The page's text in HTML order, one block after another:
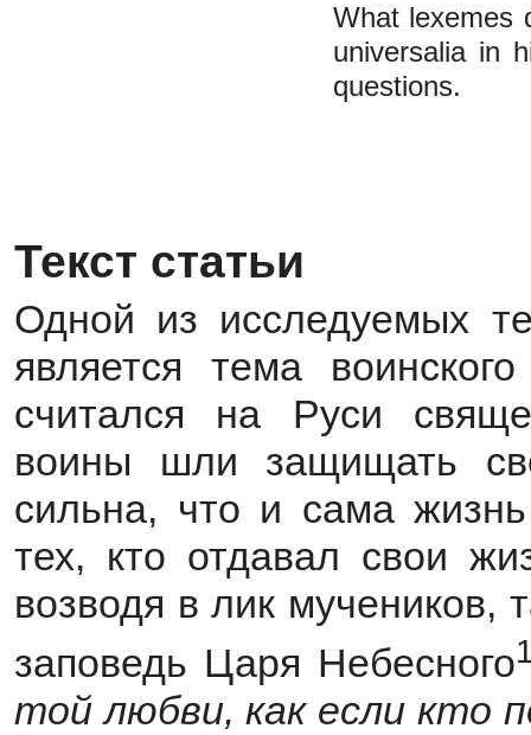
What lexemes
universalia in
questions.
Текст статьи
Одной из исследуемых
является тема
считался на Руси
воины шли защищать
сильна, что и сама
тех, кто отдавал свои
возводя в лик мучеников,
заповедь Царя Небесного
той любви, как если кто